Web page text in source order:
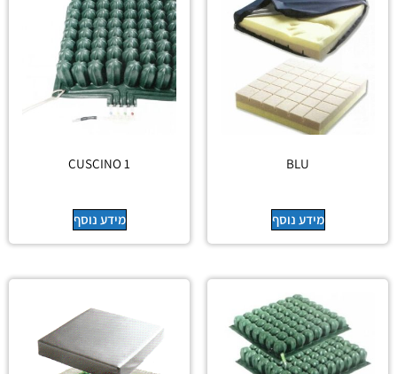
BLU
מידע נוסף
CUSCINO 1
מידע נוסף